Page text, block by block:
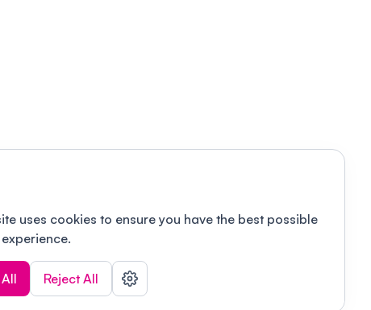
uses cookies to ensure you have the best possible
Reject All